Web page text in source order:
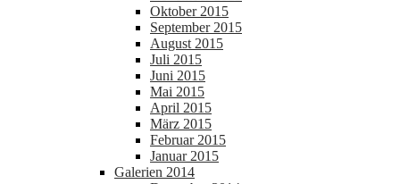
Oktober 2015
September 2015
August 2015
Juli 2015
Juni 2015
Mai 2015
April 2015
März 2015
Februar 2015
Januar 2015
Galerien 2014